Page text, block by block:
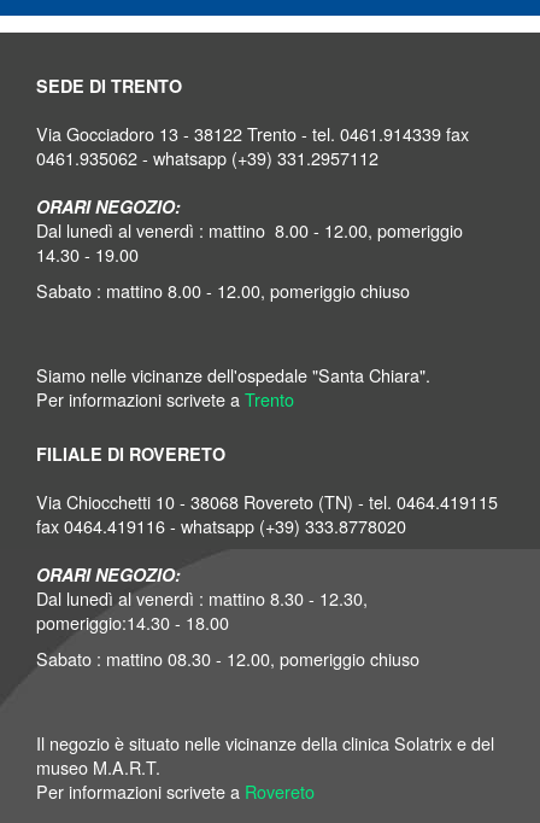
SEDE DI TRENTO
Via Gocciadoro 13 - 38122 Trento - tel. 0461.914339 fax
0461.935062 - whatsapp (+39) 331.2957112
ORARI NEGOZIO:
Dal lunedì al venerdì : mattino 8.00 - 12.00, pomeriggio
14.30 - 19.00
Sabato : mattino 8.00 - 12.00, pomeriggio chiuso
Siamo nelle vicinanze dell'ospedale "Santa Chiara".
Per informazioni scrivete a Trento
FILIALE DI ROVERETO
Via Chiocchetti 10 - 38068 Rovereto (TN) - tel. 0464.419115
fax 0464.419116 - whatsapp (+39) 333.8778020
ORARI NEGOZIO:
Dal lunedì al venerdì : mattino 8.30 - 12.30,
pomeriggio:14.30 - 18.00
Sabato : mattino 08.30 - 12.00, pomeriggio chiuso
Il negozio è situato nelle vicinanze della clinica Solatrix e del
museo M.A.R.T.
Per informazioni scrivete a Rovereto